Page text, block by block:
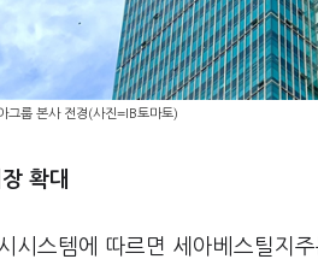
그룹 본사 전경(사진=IB토마토)
확대
시스템에 따르면 세아베스틸지